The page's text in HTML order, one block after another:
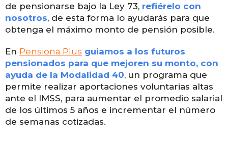
de pensionarse bajo la Ley 73, refiérelo con
nosotros, de esta forma lo ayudarás para que
obtenga el máximo monto de pensión posible.
En Pensiona Plus guiamos a los futuros
pensionados para que mejoren su monto, con
ayuda de la Modalidad 40, un programa que
permite realizar aportaciones voluntarias altas
ante el IMSS, para aumentar el promedio salarial
de los últimos 5 años e incrementar el número
de semanas cotizadas.